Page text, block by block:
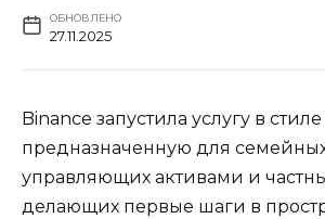
ОБНОВЛЕНО
27.11.2025
Binance запустила услугу в
предназначенную для
управляющих активами и
делающих первые шаги в